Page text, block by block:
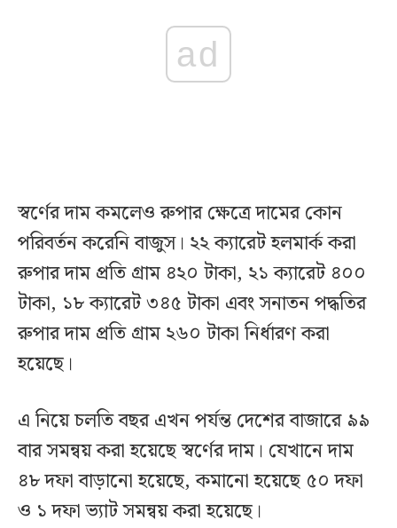
ad
স্বর্ণের দাম কমলেও রুপার ক্ষেত্রে দামের কোন
পরিবর্তন করেনি বাজুস। ২২ ক্যারেট হলমার্ক করা
রুপার দাম প্রতি গ্রাম ৪২০ টাকা, ২১ ক্যারেট ৪০০
টাকা, ১৮ ক্যারেট ৩৪৫ টাকা এবং সনাতন পদ্ধতির
রুপার দাম প্রতি গ্রাম ২৬০ টাকা নির্ধারণ করা
হয়েছে।
এ নিয়ে চলতি বছর এখন পর্যন্ত দেশের বাজারে ৯৯
বার সমন্বয় করা হয়েছে স্বর্ণের দাম। যেখানে দাম
৪৮ দফা বাড়ানো হয়েছে, কমানো হয়েছে ৫০ দফা
ও ১ দফা ভ্যাট সমন্বয় করা হয়েছে।